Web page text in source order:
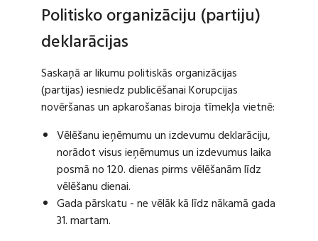
Politisko organizāciju (partiju)
deklarācijas
Saskaņā ar likumu politiskās organizācijas
(partijas) iesniedz publicēšanai Korupcijas
novēršanas un apkarošanas biroja tīmekļa vietnē:
Vēlēšanu ieņēmumu un izdevumu deklarāciju,
norādot visus ieņēmumus un izdevumus laika
posmā no 120. dienas pirms vēlēšanām līdz
vēlēšanu dienai.
Gada pārskatu - ne vēlāk kā līdz nākamā gada
31. martam.